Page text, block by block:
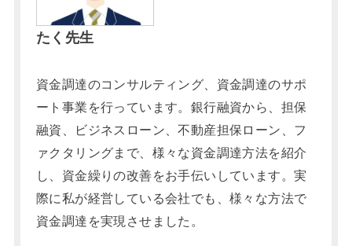
たく先生
資金調達のコンサルティング、資金調達のサポ
ート事業を行っています。銀行融資から、担保
融資、ビジネスローン、不動産担保ローン、フ
ァクタリングまで、様々な資金調達方法を紹介
し、資金繰りの改善をお手伝いしています。実
際に私が経営している会社でも、様々な方法で
資金調達を実現させました。